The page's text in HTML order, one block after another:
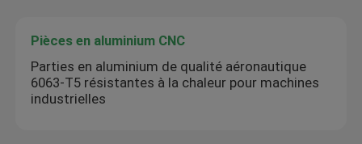
Pièces en aluminium CNC
Parties en aluminium de qualité aéronautique
6063-T5 résistantes à la chaleur pour machines
industrielles